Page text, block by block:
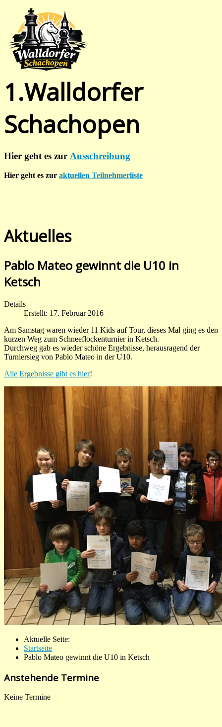
1.Walldorfer
Schachopen
Hier geht es zur Ausschreibung
Hier geht es zur aktuellen Teilnehmerliste
Aktuelles
Pablo Mateo gewinnt die U10 in
Ketsch
Details
Erstellt: 17. Februar 2016
Am Samstag waren wieder 11 Kids auf Tour, dieses Mal ging es den
kurzen Weg zum Schneeflockenturnier in Ketsch.
Durchweg gab es wieder schöne Ergebnisse, herausragend der
Turniersieg von Pablo Mateo in der U10.
Alle Ergebnisse gibt es hier!
Aktuelle Seite:
Startseite
Pablo Mateo gewinnt die U10 in Ketsch
Anstehende Termine
Keine Termine